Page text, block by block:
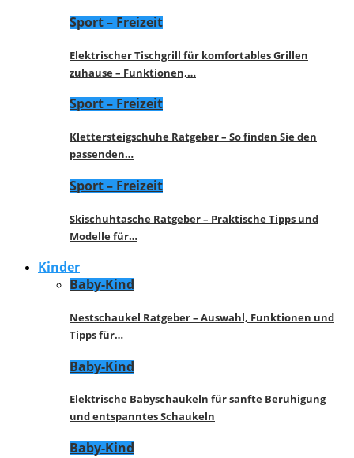
Sport – Freizeit
Elektrischer Tischgrill für komfortables Grillen
zuhause – Funktionen,…
Sport – Freizeit
Klettersteigschuhe Ratgeber – So finden Sie den
passenden…
Sport – Freizeit
Skischuhtasche Ratgeber – Praktische Tipps und
Modelle für…
Kinder
Baby-Kind
Nestschaukel Ratgeber – Auswahl, Funktionen und
Tipps für…
Baby-Kind
Elektrische Babyschaukeln für sanfte Beruhigung
und entspanntes Schaukeln
Baby-Kind